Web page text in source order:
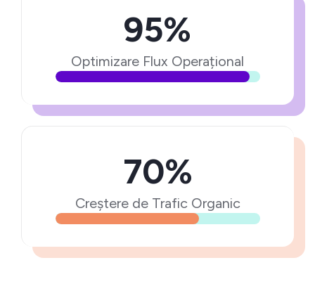
95%
Optimizare Flux Operațional
70%
Creștere de Trafic Organic